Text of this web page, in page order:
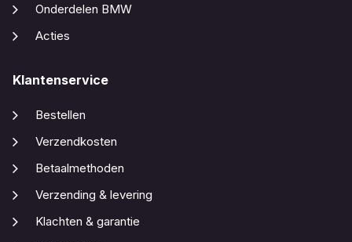
Onderdelen BMW
Acties
Klantenservice
Bestellen
Verzendkosten
Betaalmethoden
Verzending & levering
Klachten & garantie